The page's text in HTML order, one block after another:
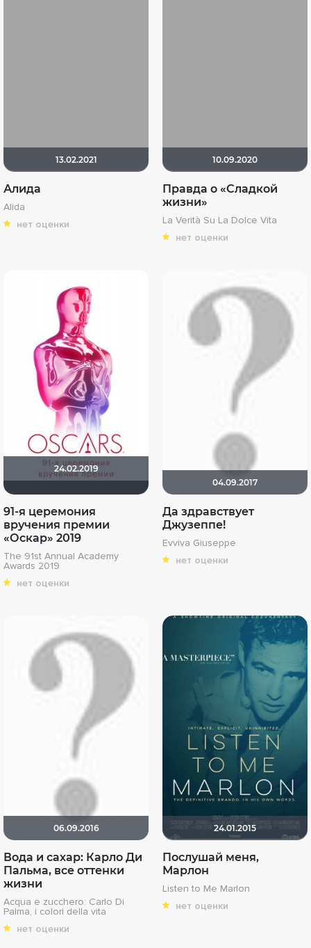
13.02.2021
Алида
Alida
нет оценки
10.09.2020
Правда о «Сладкой
жизни»
La Verità Su La Dolce Vita
нет оценки
24.02.2019
91-я церемония
вручения премии
«Оскар» 2019
The 91st Annual Academy
Awards 2019
нет оценки
04.09.2017
Да здравствует
Джузеппе!
Evviva Giuseppe
нет оценки
06.09.2016
Вода и сахар: Карло Ди
Пальма, все оттенки
жизни
Acqua e zucchero: Carlo Di
Palma, i colori della vita
нет оценки
24.01.2015
Послушай меня,
Марлон
Listen to Me Marlon
нет оценки